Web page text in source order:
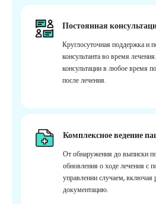
Постоянная
Круглосуточная поддержка и
консультанта во время
консультации в любое время
после лечения.
Комплексное ведение
От обнаружения до выписки
обновления о ходе лечения
управлении случаем, включая
документацию.